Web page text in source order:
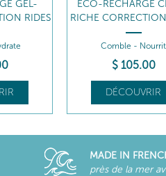
CRÈME
RIDES
SOIN DE NUIT
CORRECTION
Comble - Nourrit
$ 128.00
DÉCOUVRIR
MADE IN
près de la mer